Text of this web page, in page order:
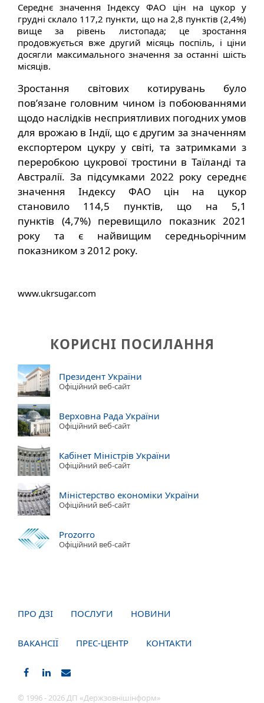
Середнє значення Індексу ФАО цін на цукор у
грудні склало 117,2 пункти, що на 2,8 пунктів (2,4%)
вище за рівень листопада; це зростання
продовжується вже другий місяць поспіль, і ціни
досягли максимального значення за останні шість
місяців.
Зростання світових котирувань було
пов’язане головним чином із побоюваннями
щодо наслідків несприятливих погодних умов
для врожаю в Індії, що є другим за значенням
експортером цукру у світі, та затримками з
переробкою цукрової тростини в Таїланді та
Австралії. За підсумками 2022 року середнє
значення Індексу ФАО цін на цукор
становило 114,5 пунктів, що на 5,1
пунктів (4,7%) перевищило показник 2021
року та є найвищим середньорічним
показником з 2012 року.
www.ukrsugar.com
КОРИСНІ ПОСИЛАННЯ
Президент України
Офіційний веб-сайт
Верховна Рада України
Офіційний веб-сайт
Кабінет Міністрів України
Офіційний веб-сайт
Міністерство економіки України
Офіційний веб-сайт
Prozorro
Офіційний веб-сайт
ПРО ДЗІ ПОСЛУГИ НОВИНИ
ВАКАНСІЇ ПРЕС-ЦЕНТР КОНТАКТИ
© 1996 - 2026 ДП «Держзовнішінформ»